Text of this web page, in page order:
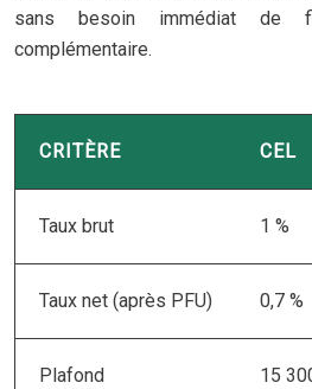
sans besoin immédiat de
complémentaire.
CRITÈRE CEL
Taux brut 1 %
Taux net (après PFU) 0,7 %
Plafond 15